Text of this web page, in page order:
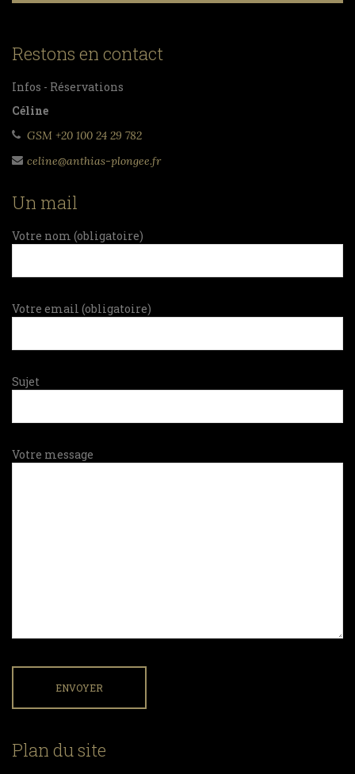
Restons en contact
Infos - Réservations
Céline
GSM +20 100 24 29 782
celine@anthias-plongee.fr
Un mail
Votre nom (obligatoire)
Votre email (obligatoire)
Sujet
Votre message
Plan du site